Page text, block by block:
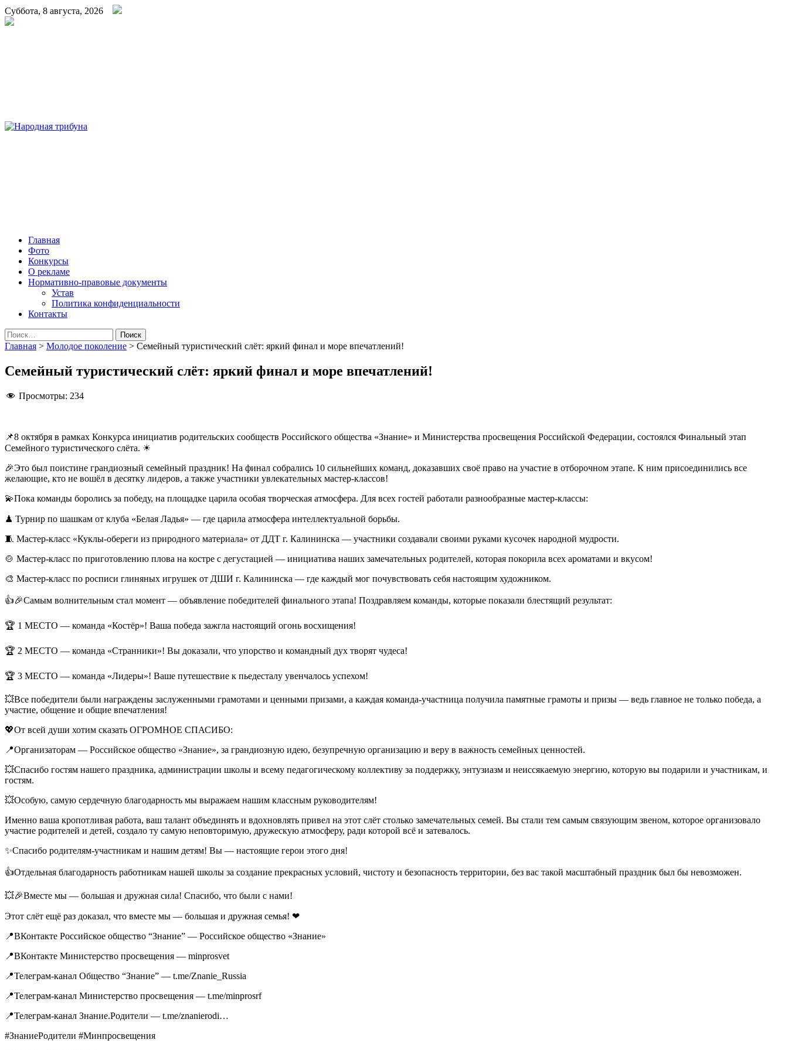
Суббота, 8 августа, 2026
Народная трибуна
Калининская районная газета
Главная
Фото
Конкурсы
О рекламе
Нормативно-правовые документы
Устав
Политика конфиденциальности
Контакты
Найти:
Главная > Молодое поколение > Семейный туристический слёт: яркий финал и море впечатлений!
Семейный туристический слёт: яркий финал и море впечатлений!
Просмотры: 234
📌8 октября в рамках Конкурса инициатив родительских сообществ Российского общества «Знание» и Министерства просвещения Российской Федерации, состоялся Финальный этап
Семейного туристического слёта. ☀
🎉Это был поистине грандиозный семейный праздник! На финал собрались 10 сильнейших команд, доказавших своё право на участие в отборочном этапе. К ним присоединились все
желающие, кто не вошёл в десятку лидеров, а также участники увлекательных мастер-классов!
💫Пока команды боролись за победу, на площадке царила особая творческая атмосфера. Для всех гостей работали разнообразные мастер-классы:
♟ Турнир по шашкам от клуба «Белая Ладья» — где царила атмосфера интеллектуальной борьбы.
🧵 Мастер-класс «Куклы-обереги из природного материала» от ДДТ г. Калининска — участники создавали своими руками кусочек народной мудрости.
🍲 Мастер-класс по приготовлению плова на костре с дегустацией — инициатива наших замечательных родителей, которая покорила всех ароматами и вкусом!
🎨 Мастер-класс по росписи глиняных игрушек от ДШИ г. Калининска — где каждый мог почувствовать себя настоящим художником.
👍🎉Самым волнительным стал момент — объявление победителей финального этапа! Поздравляем команды, которые показали блестящий результат:
🏆 1 МЕСТО — команда «Костёр»! Ваша победа зажгла настоящий огонь восхищения!
🏆 2 МЕСТО — команда «Странники»! Вы доказали, что упорство и командный дух творят чудеса!
🏆 3 МЕСТО — команда «Лидеры»! Ваше путешествие к пьедесталу увенчалось успехом!
💥Все победители были награждены заслуженными грамотами и ценными призами, а каждая команда-участница получила памятные грамоты и призы — ведь главное не только победа, а
участие, общение и общие впечатления!
💖От всей души хотим сказать ОГРОМНОЕ СПАСИБО:
📍Организаторам — Российское общество «Знание», за грандиозную идею, безупречную организацию и веру в важность семейных ценностей.
💥Спасибо гостям нашего праздника, администрации школы и всему педагогическому коллективу за поддержку, энтузиазм и неиссякаемую энергию, которую вы подарили и участникам, и
гостям.
💥Особую, самую сердечную благодарность мы выражаем нашим классным руководителям!
Именно ваша кропотливая работа, ваш талант объединять и вдохновлять привел на этот слёт столько замечательных семей. Вы стали тем самым связующим звеном, которое организовало
участие родителей и детей, создало ту самую неповторимую, дружескую атмосферу, ради которой всё и затевалось.
✨Спасибо родителям-участникам и нашим детям! Вы — настоящие герои этого дня!
👍Отдельная благодарность работникам нашей школы за создание прекрасных условий, чистоту и безопасность территории, без вас такой масштабный праздник был бы невозможен.
💥🎉Вместе мы — большая и дружная сила! Спасибо, что были с нами!
Этот слёт ещё раз доказал, что вместе мы — большая и дружная семья! ❤
📍ВКонтакте Российское общество “Знание” — Российское общество «Знание»
📍ВКонтакте Министерство просвещения — minprosvet
📍Телеграм-канал Общество “Знание” — t.me/Znanie_Russia
📍Телеграм-канал Министерство просвещения — t.me/minprosrf
📍Телеграм-канал Знание.Родители — t.me/znanierodi…
#ЗнаниеРодители #Минпросвещения